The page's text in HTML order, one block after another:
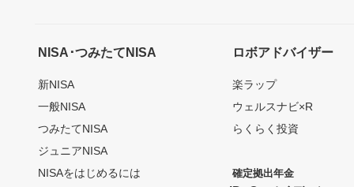
NISA･つみたてNISA
新NISA
一般NISA
つみたてNISA
ジュニアNISA
NISAをはじめるには
ロボアドバイザー
楽ラップ
ウェルスナビ×R
らくらく投資
確定拠出年金